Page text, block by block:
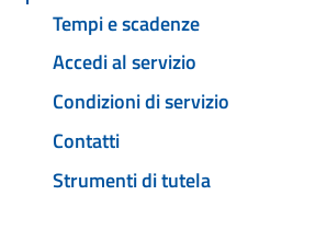
Tempi e scadenze
Accedi al servizio
Condizioni di servizio
Contatti
Strumenti di tutela